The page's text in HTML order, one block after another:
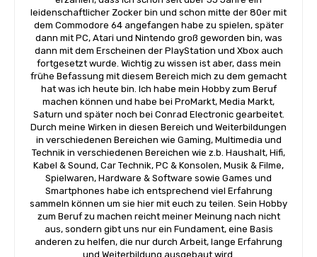
leidenschaftlicher Zocker bin und schon mitte der 80er mit
dem Commodore 64 angefangen habe zu spielen, später
dann mit PC, Atari und Nintendo groß geworden bin, was
dann mit dem Erscheinen der PlayStation und Xbox auch
fortgesetzt wurde. Wichtig zu wissen ist aber, dass mein
frühe Befassung mit diesem Bereich mich zu dem gemacht
hat was ich heute bin. Ich habe mein Hobby zum Beruf
machen können und habe bei ProMarkt, Media Markt,
Saturn und später noch bei Conrad Electronic gearbeitet.
Durch meine Wirken in diesen Bereich und Weiterbildungen
in verschiedenen Bereichen wie Gaming, Multimedia und
Technik in verschiedenen Bereichen wie z.b. Haushalt, Hifi,
Kabel & Sound, Car Technik, PC & Konsolen, Musik & Filme,
Spielwaren, Hardware & Software sowie Games und
Smartphones habe ich entsprechend viel Erfahrung
sammeln können um sie hier mit euch zu teilen. Sein Hobby
zum Beruf zu machen reicht meiner Meinung nach nicht
aus, sondern gibt uns nur ein Fundament, eine Basis
anderen zu helfen, die nur durch Arbeit, lange Erfahrung
und Weiterbildung ausgebaut wird.